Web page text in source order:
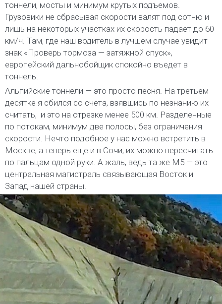
тоннели, мосты и минимум крутых подъемов.
Грузовики не сбрасывая скорости валят под сотню и
лишь на некоторых участках их скорость падает до 60
км/ч. Там, где наш водитель в лучшем случае увидит
знак «Проверь тормоза — затяжной спуск»,
европейский дальнобойщик спокойно въедет в
тоннель.
Альпийские тоннели — это просто песня. На третьем
десятке я сбился со счета, взявшись по незнанию их
считать, и это на отрезке менее 500 км. Разделенные
по потокам, минимум две полосы, без ограничения
скорости. Нечто подобное у нас можно встретить в
Москве, а теперь еще и в Сочи, их можно пересчитать
по пальцам одной руки. А жаль, ведь та же М5 — это
центральная магистраль связывающая Восток и
Запад нашей страны.